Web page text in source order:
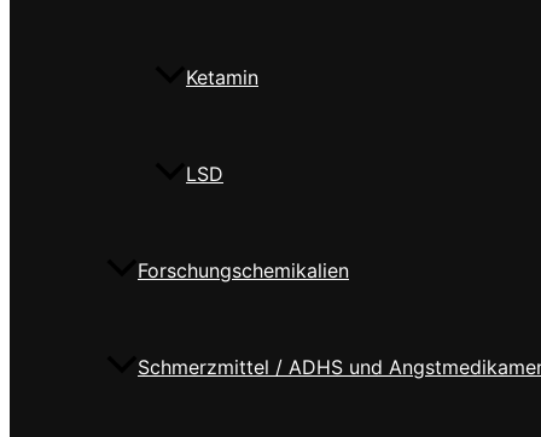
Ketamin
LSD
Forschungschemikalien
Schmerzmittel / ADHS und